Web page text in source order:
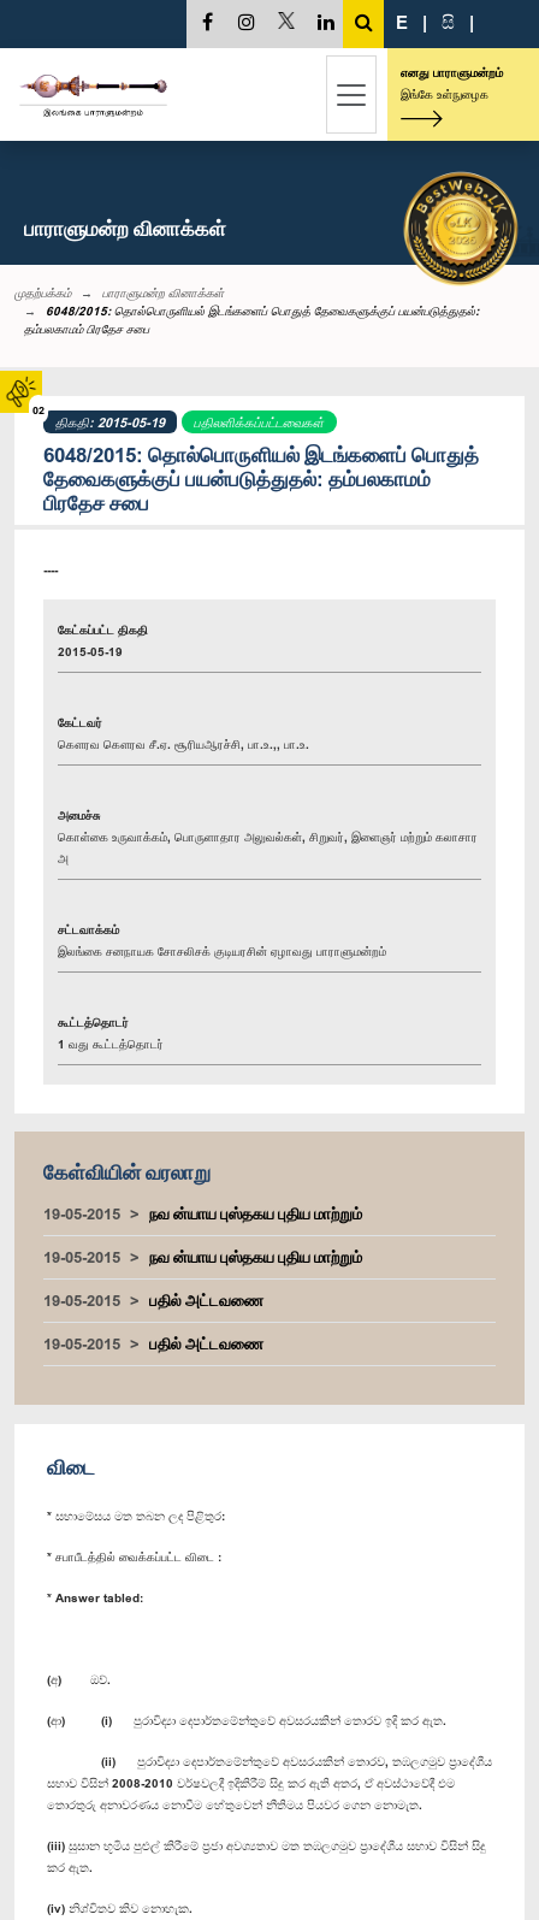
02
E | සි |
எனது பாராளுமன்றம்
இங்கே உள்நுழைக
பாராளுமன்ற வினாக்கள்
முதற்பக்கம்
பாராளுமன்ற வினாக்கள்
6048/2015: தொல்பொருளியல் இடங்களைப் பொதுத் தேவைகளுக்குப் பயன்படுத்துதல்:
தம்பலகாமம் பிரதேச சபை
திகதி: 2015-05-19 பதிலளிக்கப்பட்டவைகள்
6048/2015: தொல்பொருளியல் இடங்களைப் பொதுத்
தேவைகளுக்குப் பயன்படுத்துதல்: தம்பலகாமம்
பிரதேச சபை
----
கேட்கப்பட்ட திகதி
2015-05-19
கேட்டவர்
கௌரவ கௌரவ சீ.ஏ. சூரியஆரச்சி, பா.உ.,, பா.உ.
அமைச்சு
கொள்கை உருவாக்கம், பொருளாதார அலுவல்கள், சிறுவர், இளைஞர் மற்றும் கலாசார
அ
சட்டவாக்கம்
இலங்கை சனநாயக சோசலிசக் குடியரசின் ஏழாவது பாராளுமன்றம்
கூட்டத்தொடர்
1 வது கூட்டத்தொடர்
கேள்வியின் வரலாறு
19-05-2015
நவ ன்யாய புஸ்தகய புதிய மாற்றும்
19-05-2015
நவ ன்யாய புஸ்தகய புதிய மாற்றும்
19-05-2015
பதில் அட்டவணை
19-05-2015
பதில் அட்டவணை
விடை
* සභාමේසය මත තබන ලද පිළිතුර:
* சபாபீடத்தில் வைக்கப்பட்ட விடை :
* Answer tabled:
(අ) ඔව්.
(ආ) (i) පුරාවිද්‍යා දෙපාර්තමේන්තුවේ අවසරයකින් තොරව ඉදි කර ඇත.
(ii) පුරාවිද්‍යා දෙපාර්තමේන්තුවේ අවසරයකින් තොරව, තඹලගමුව ප්‍රාදේශීය
සභාව විසින් 2008-2010 වර්ෂවලදී ඉදිකිරීම් සිදු කර ඇති අතර, ඒ අවස්ථාවේදී එම
තොරතුරු අනාවරණය නොවීම හේතුවෙන් නීතිමය පියවර ගෙන නොමැත.
(iii) සුසාන භූමිය පුළුල් කිරීමේ ප්‍රජා අවශ්‍යතාව මත තඹලගමුව ප්‍රාදේශීය සභාව විසින් සිදු
කර ඇත.
(iv) නිශ්චිතව කිව නොහැක.